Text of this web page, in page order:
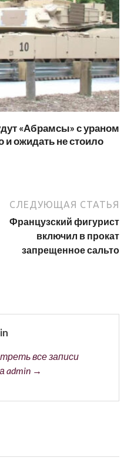
«Абрамсы» с ураном
и ожидать не стоило
СЛЕДУЮЩАЯ СТАТЬЯ
Французский фигурист
включил в прокат
запрещенное сальто
все записи
admin →